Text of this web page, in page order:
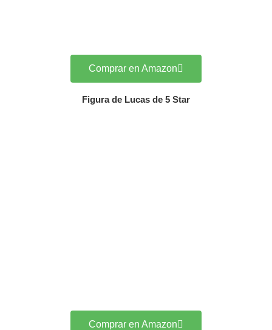
Comprar en Amazon
Figura de Lucas de 5 Star
Comprar en Amazon